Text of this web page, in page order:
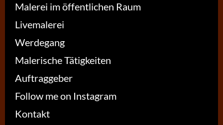
Malerei im öffentlichen Raum
Livemalerei
Werdegang
Malerische Tätigkeiten
Auftraggeber
Follow me on Instagram
Kontakt